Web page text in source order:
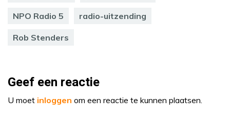
NPO Radio 5 radio-uitzending
Rob Stenders
Geef een reactie
U moet inloggen om een reactie te kunnen plaatsen.